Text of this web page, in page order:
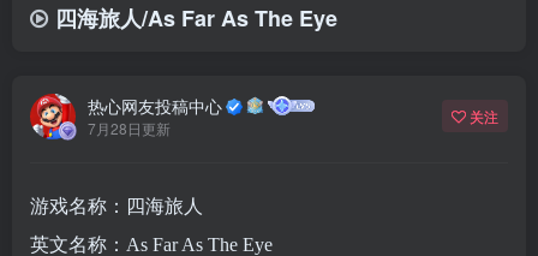
四海旅人/As Far As The Eye
热心网友投稿中心
7月28日更新
关注
游戏名称：四海旅人
英文名称：As Far As The Eye